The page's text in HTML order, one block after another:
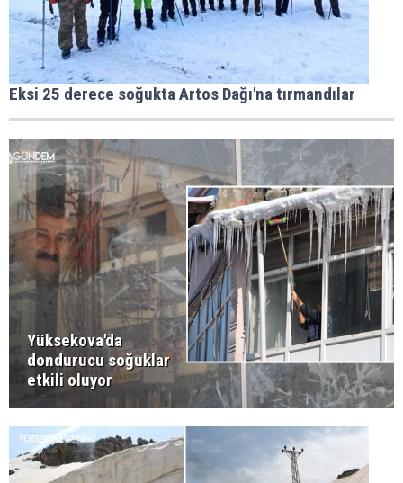
Eksi 25 derece soğukta Artos Dağı'na tırmandılar
Yüksekova'da
dondurucu soğuklar
etkili oluyor